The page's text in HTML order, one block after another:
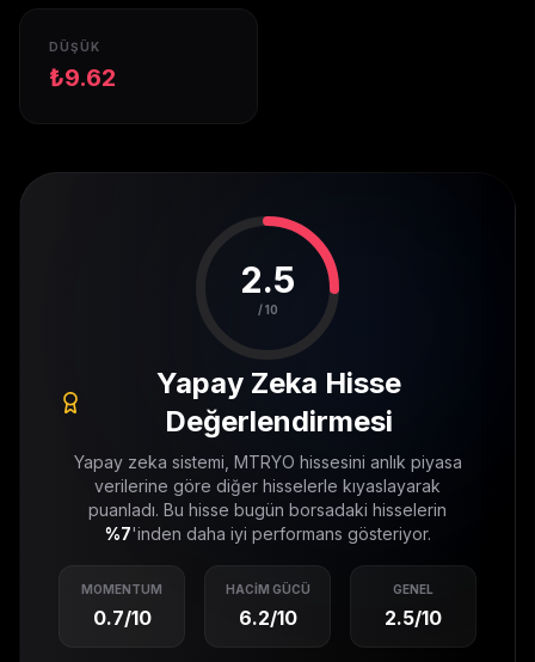
DÜŞÜK
₺9.62
2.5
/ 10
Yapay Zeka Hisse
Değerlendirmesi
Yapay zeka sistemi, MTRYO hissesini anlık piyasa
verilerine göre diğer hisselerle kıyaslayarak
puanladı. Bu hisse bugün borsadaki hisselerin
%7'inden daha iyi performans gösteriyor.
MOMENTUM
0.7/10
HACIM GÜCÜ
6.2/10
GENEL
2.5/10